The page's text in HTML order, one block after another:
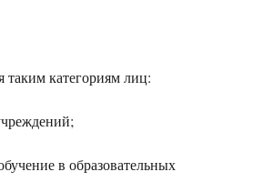
категориям лиц:
в образовательных